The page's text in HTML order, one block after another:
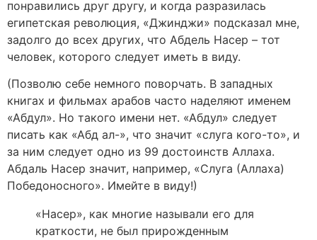
понравились друг другу, и когда разразилась
египетская революция, «Джинджи» подсказал мне,
задолго до всех других, что Абдель Насер – тот
человек, которого следует иметь в виду.
(Позволю себе немного поворчать. В западных
книгах и фильмах арабов часто наделяют именем
«Абдул». Но такого имени нет. «Абдул» следует
писать как «Абд ал-», что значит «слуга кого-то», и
за ним следует одно из 99 достоинств Аллаха.
Абдаль Насер значит, например, «Слуга (Аллаха)
Победоносного». Имейте в виду!)
«Насер», как многие называли его для
краткости, не был прирожденным